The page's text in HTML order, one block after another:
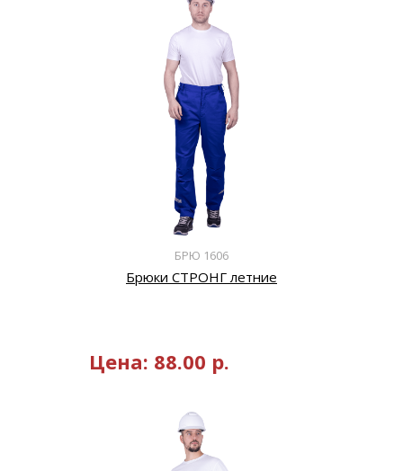
БРЮ 1606
Брюки СТРОНГ летние
Цена: 88.00 р.